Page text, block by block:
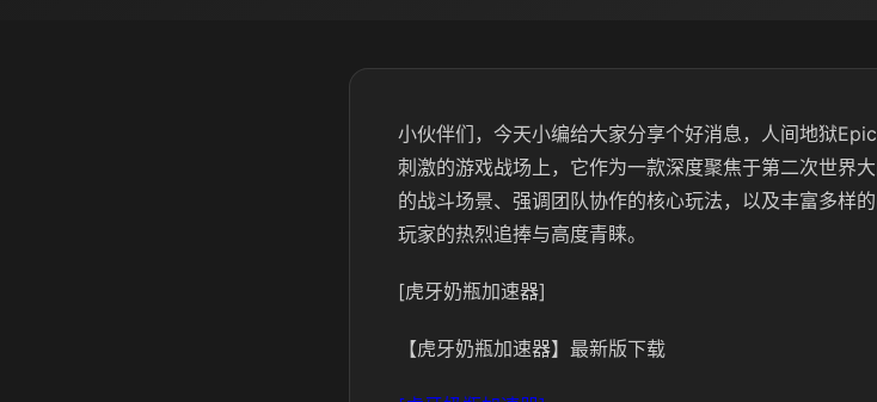
小伙伴们，今天小编给大家分享个好消息，人间地狱
刺激的游戏战场上，它作为一款深度聚焦于第二次世界
的战斗场景、强调团队协作的核心玩法，以及丰富多样
玩家的热烈追捧与高度青睐。
[虎牙奶瓶加速器]
【虎牙奶瓶加速器】最新版下载